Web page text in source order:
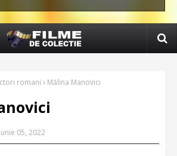
romani Mălina Manovici
Iunie 05, 2022